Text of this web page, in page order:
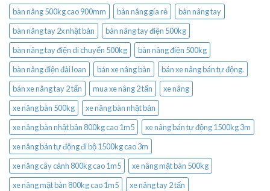
bàn nâng 500kg cao 900mm bàn nâng gía rẻ
bàn nâng tay
bàn nâng tay 2x nhật bản
bàn nâng tay điện 500kg
bàn nâng tay điện di chuyển 500kg
bàn nâng điện 500kg
bàn nâng điện đài loan
bán xe nâng bàn
bán xe nâng bán tự động.
bán xe nâng tay 2 tấn
mua xe nâng 2 tấn
xe nâng
xe nâng bàn 500kg
xe nâng bàn nhật bản
xe nâng bàn nhật bản 800kg cao 1m5
xe nâng bán tự động 1500kg 3m
xe nâng bán tự động đi bộ 1500kg cao 3m
xe nâng cây cảnh 800kg cao 1m5
xe nâng mặt bàn 500kg
xe nâng mặt bàn 800kg cao 1m5
xe nâng tay 2 tấn